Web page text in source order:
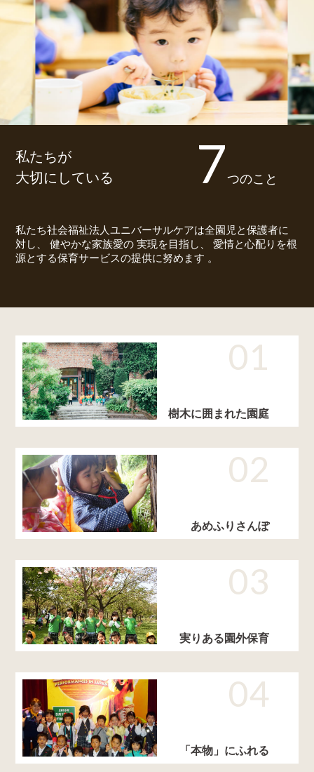
私たちが
大切にしている
7つのこと
私たち社会福祉法人ユニバーサルケアは全園児と保護者に
対し、
健やかな家族愛の 実現を目指し、 愛情と心配りを根
源とする保育サービスの提供に努めます 。
01
樹木に囲まれた園庭
02
あめふりさんぽ
03
実りある園外保育
04
「本物」にふれる